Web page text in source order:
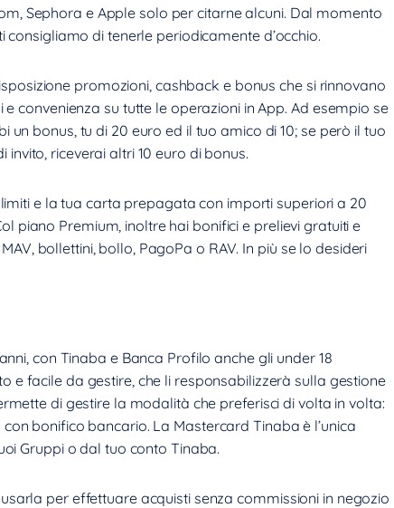
Sephora e Apple solo per citarne alcuni. Dal momento
di tenerle periodicamente d’occhio.
promozioni, cashback e bonus che si rinnovano
convenienza su tutte le operazioni in App. Ad esempio se
un bonus, tu di 20 euro ed il tuo amico di 10; se però il tuo
riceverai altri 10 euro di bonus.
e la tua carta prepagata con importi superiori a 20
piano Premium, inoltre hai bonifici e prelievi gratuiti e
bollettini, bollo, PagoPa o RAV. In più se lo desideri
con Tinaba e Banca Profilo anche gli under 18
e facile da gestire, che li responsabilizzerà sulla gestione
di gestire la modalità che preferisci di volta in volta:
bonifico bancario. La Mastercard Tinaba è l’unica
Gruppi o dal tuo conto Tinaba.
per effettuare acquisti senza commissioni in negozio